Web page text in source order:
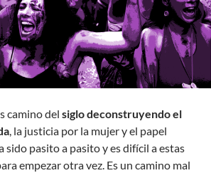
camino del siglo deconstruyendo el
, la justicia por la mujer y el papel
pasito a pasito y es difícil a estas
empezar otra vez. Es un camino mal